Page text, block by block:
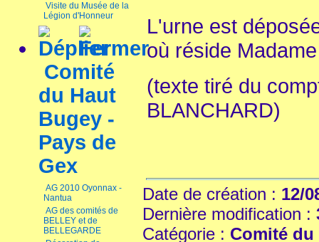
Visite du Musée de la
Légion d'Honneur
Comité
du Haut
Bugey -
Pays de
Gex
AG 2010 Oyonnax -
Nantua
AG des comités de
BELLEY et de
BELLEGARDE
L'urne est
où réside
(texte tiré du
BLANCHARD)
Date de création : 12/
Dernière modification :
Catégorie : Comité du